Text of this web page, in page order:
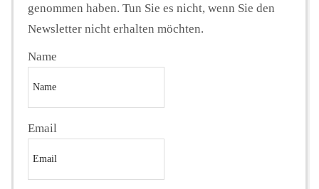
genommen haben. Tun Sie es nicht, wenn Sie den
Newsletter nicht erhalten möchten.
Name
Email